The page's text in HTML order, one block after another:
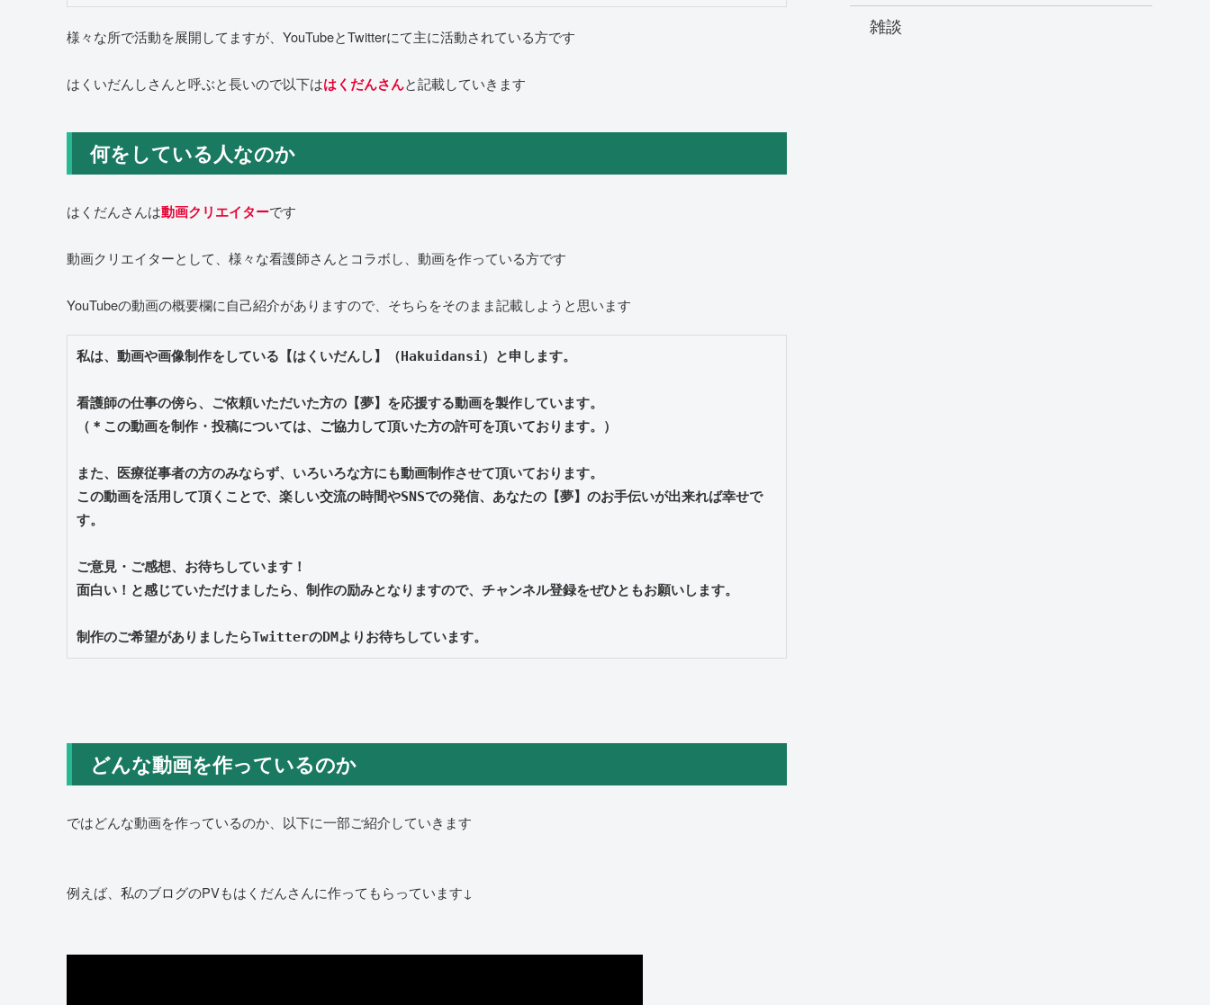
様々な所で活動を展開してますが、YouTubeとTwitterにて主に活動されている方です
はくいだんしさんと呼ぶと長いので以下ははくだんさんと記載していきます
何をしている人なのか
はくだんさんは動画クリエイターです
動画クリエイターとして、様々な看護師さんとコラボし、動画を作っている方です
YouTubeの動画の概要欄に自己紹介がありますので、そちらをそのまま記載しようと思います
私は、動画や画像制作をしている【はくいだんし】（Hakuidansi）と申します。
看護師の仕事の傍ら、ご依頼いただいた方の【夢】を応援する動画を製作しています。
（＊この動画を制作・投稿については、ご協力して頂いた方の許可を頂いております。）
また、医療従事者の方のみならず、いろいろな方にも動画制作させて頂いております。
この動画を活用して頂くことで、楽しい交流の時間やSNSでの発信、あなたの【夢】のお手伝いが出来れば幸せで
す。
ご意見・ご感想、お待ちしています！
面白い！と感じていただけましたら、制作の励みとなりますので、チャンネル登録をぜひともお願いします。
制作のご希望がありましたらTwitterのDMよりお待ちしています。
どんな動画を作っているのか
ではどんな動画を作っているのか、以下に一部ご紹介していきます
例えば、私のブログのPVもはくだんさんに作ってもらっています↓
雑談